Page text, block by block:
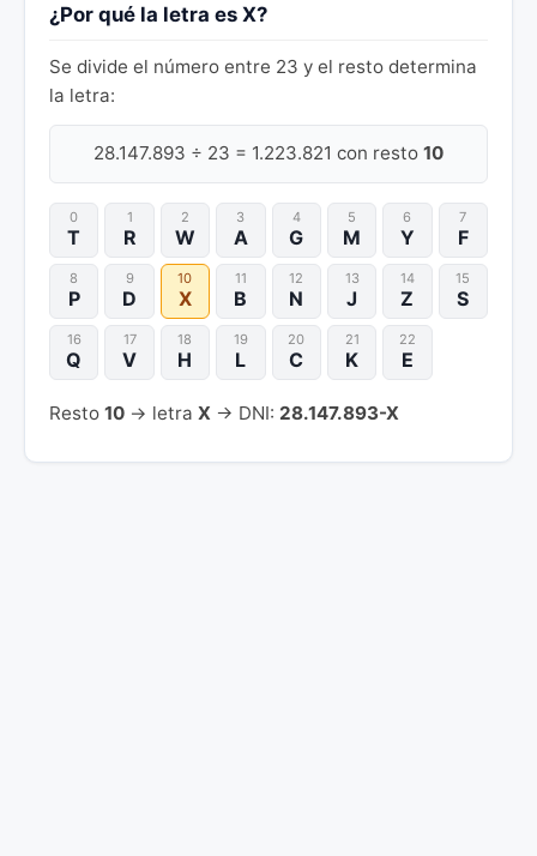
¿Por qué la letra es X?
Se divide el número entre 23 y el resto determina
la letra:
28.147.893 ÷ 23 = 1.223.821 con resto 10
0
T
1
R
2
W
3
A
4
G
5
M
6
Y
7
F
8
P
9
D
10
X
11
B
12
N
13
J
14
Z
15
S
16
Q
17
V
18
H
19
L
20
C
21
K
22
E
Resto 10 → letra X → DNI: 28.147.893-X